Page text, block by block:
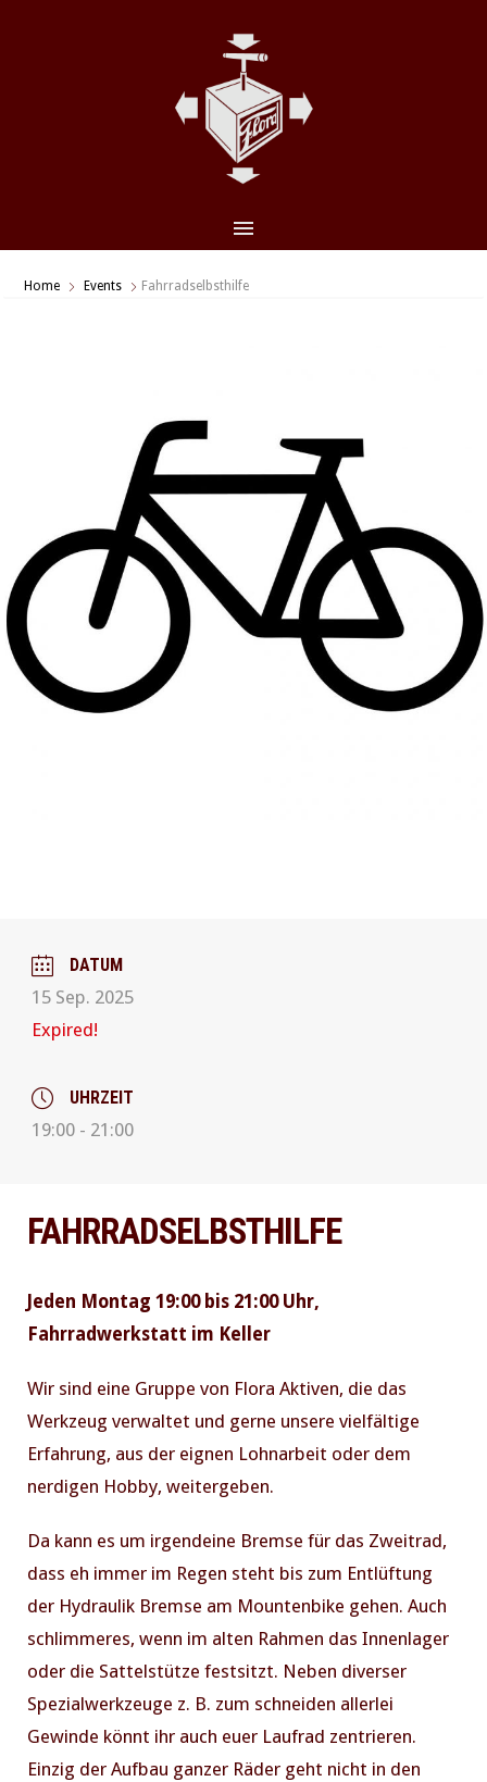
Home Events Fahrradselbsthilfe
DATUM
15 Sep. 2025
Expired!
UHRZEIT
19:00 - 21:00
FAHRRADSELBSTHILFE
Jeden Montag 19:00 bis 21:00 Uhr,
Fahrradwerkstatt im Keller
Wir sind eine Gruppe von Flora Aktiven, die das
Werkzeug verwaltet und gerne unsere vielfältige
Erfahrung, aus der eignen Lohnarbeit oder dem
nerdigen Hobby, weitergeben.
Da kann es um irgendeine Bremse für das Zweitrad,
dass eh immer im Regen steht bis zum Entlüftung
der Hydraulik Bremse am Mountenbike gehen. Auch
schlimmeres, wenn im alten Rahmen das Innenlager
oder die Sattelstütze festsitzt. Neben diverser
Spezialwerkzeuge z. B. zum schneiden allerlei
Gewinde könnt ihr auch euer Laufrad zentrieren.
Einzig der Aufbau ganzer Räder geht nicht in den